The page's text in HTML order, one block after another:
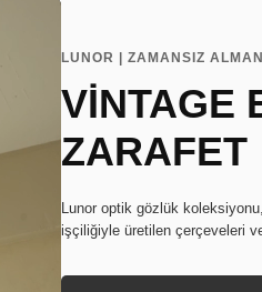
LUNOR | ZAMANSIZ
VİNTAGE
ZARAFET
Lunor optik gözlük
işçiliğiyle üretilen çerçeveleri